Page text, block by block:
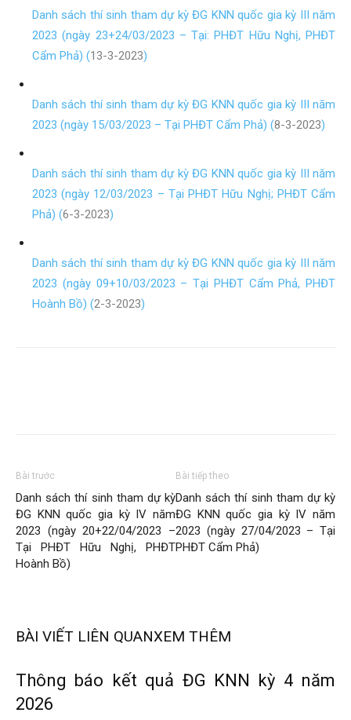
Danh sách thí sinh tham dự kỳ ĐG KNN quốc gia kỳ III năm
2023 (ngày 23+24/03/2023 – Tại: PHĐT Hữu Nghị, PHĐT
Cẩm Phả) (13-3-2023)
Danh sách thí sinh tham dự kỳ ĐG KNN quốc gia kỳ III năm
2023 (ngày 15/03/2023 – Tại PHĐT Cẩm Phả) (8-3-2023)
Danh sách thí sinh tham dự kỳ ĐG KNN quốc gia kỳ III năm
2023 (ngày 12/03/2023 – Tại PHĐT Hữu Nghị; PHĐT Cẩm
Phả) (6-3-2023)
Danh sách thí sinh tham dự kỳ ĐG KNN quốc gia kỳ III năm
2023 (ngày 09+10/03/2023 – Tại PHĐT Cẩm Phả, PHĐT
Hoành Bồ) (2-3-2023)
Bài trước
Danh sách thí sinh tham dự kỳ
ĐG KNN quốc gia kỳ IV năm
2023 (ngày 20+22/04/2023 –
Tại PHĐT Hữu Nghị, PHĐT
Hoành Bồ)
Bài tiếp theo
Danh sách thí sinh tham dự kỳ
ĐG KNN quốc gia kỳ IV năm
2023 (ngày 27/04/2023 – Tại
PHĐT Cẩm Phả)
BÀI VIẾT LIÊN QUANXEM THÊM
Thông báo kết quả ĐG KNN kỳ 4 năm
2026